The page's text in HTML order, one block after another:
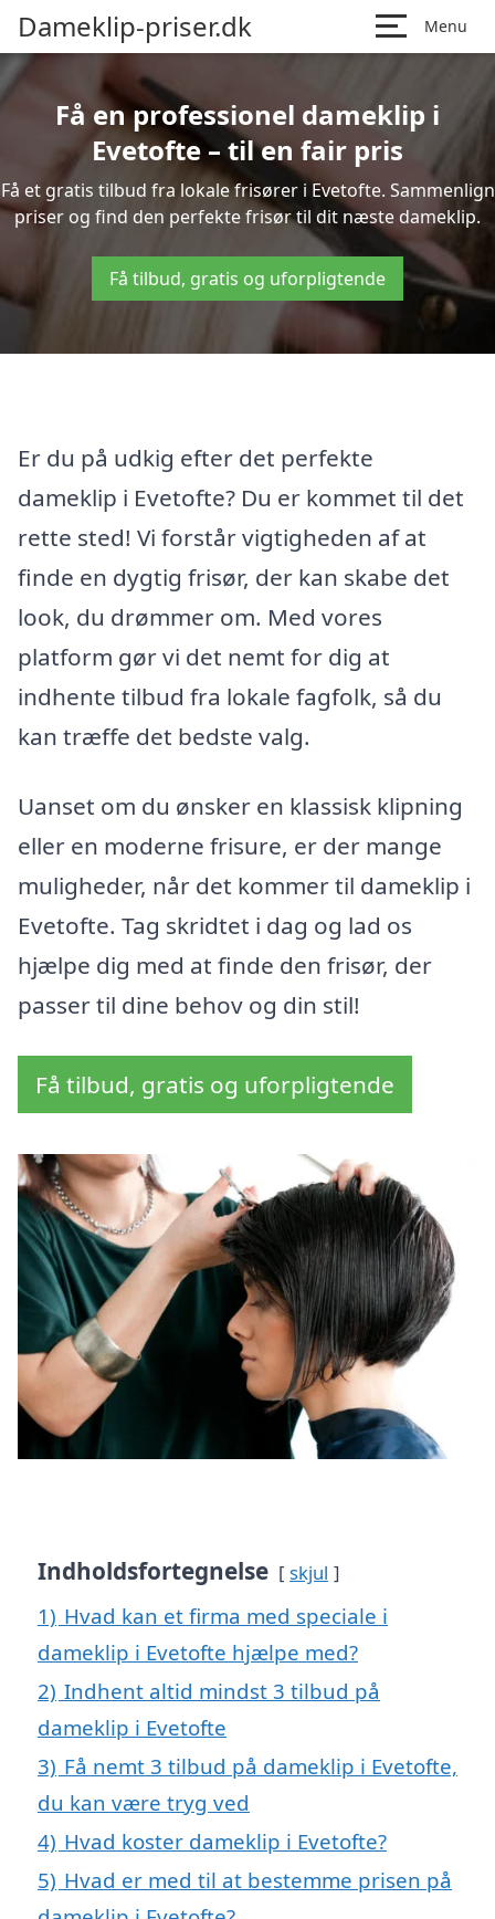
Dameklip-priser.dk Menu
Få en professionel dameklip i
Evetofte – til en fair pris
Få et gratis tilbud fra lokale frisører i Evetofte. Sammenlign
priser og find den perfekte frisør til dit næste dameklip.
Få tilbud, gratis og uforpligtende
Er du på udkig efter det perfekte
dameklip i Evetofte? Du er kommet til det
rette sted! Vi forstår vigtigheden af at
finde en dygtig frisør, der kan skabe det
look, du drømmer om. Med vores
platform gør vi det nemt for dig at
indhente tilbud fra lokale fagfolk, så du
kan træffe det bedste valg.
Uanset om du ønsker en klassisk klipning
eller en moderne frisure, er der mange
muligheder, når det kommer til dameklip i
Evetofte. Tag skridtet i dag og lad os
hjælpe dig med at finde den frisør, der
passer til dine behov og din stil!
Få tilbud, gratis og uforpligtende
Indholdsfortegnelse skjul
1) Hvad kan et firma med speciale i
dameklip i Evetofte hjælpe med?
2) Indhent altid mindst 3 tilbud på
dameklip i Evetofte
3) Få nemt 3 tilbud på dameklip i Evetofte,
du kan være tryg ved
4) Hvad koster dameklip i Evetofte?
5) Hvad er med til at bestemme prisen på